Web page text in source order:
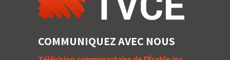
COMMUNIQUEZ AVEC NOUS